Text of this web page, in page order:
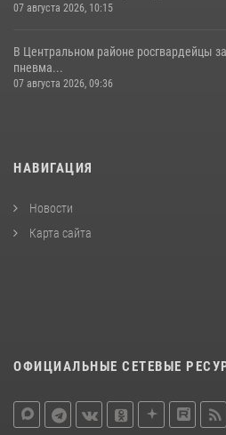
07 августа 2026, 10:15
В Центральном районе росгвардейцы
пневма...
07 августа 2026, 09:36
НАВИГАЦИЯ
Новости
Карта сайта
ОФИЦИАЛЬНЫЕ СЕТЕВЫЕ